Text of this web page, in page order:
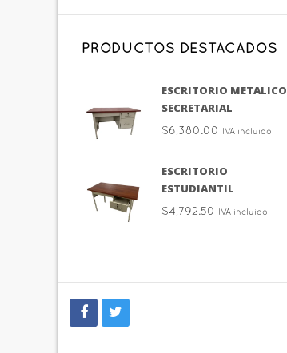
PRODUCTOS DESTACADOS
ESCRITORIO METALICO
SECRETARIAL
$6,380.00 IVA incluido
ESCRITORIO
ESTUDIANTIL
$4,792.50 IVA incluido